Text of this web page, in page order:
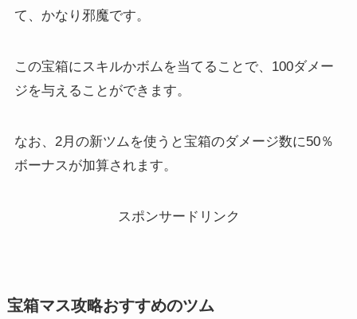
て、かなり邪魔です。
この宝箱にスキルかボムを当てることで、100ダメー
ジを与えることができます。
なお、2月の新ツムを使うと宝箱のダメージ数に50％
ボーナスが加算されます。
スポンサードリンク
宝箱マス攻略おすすめのツム